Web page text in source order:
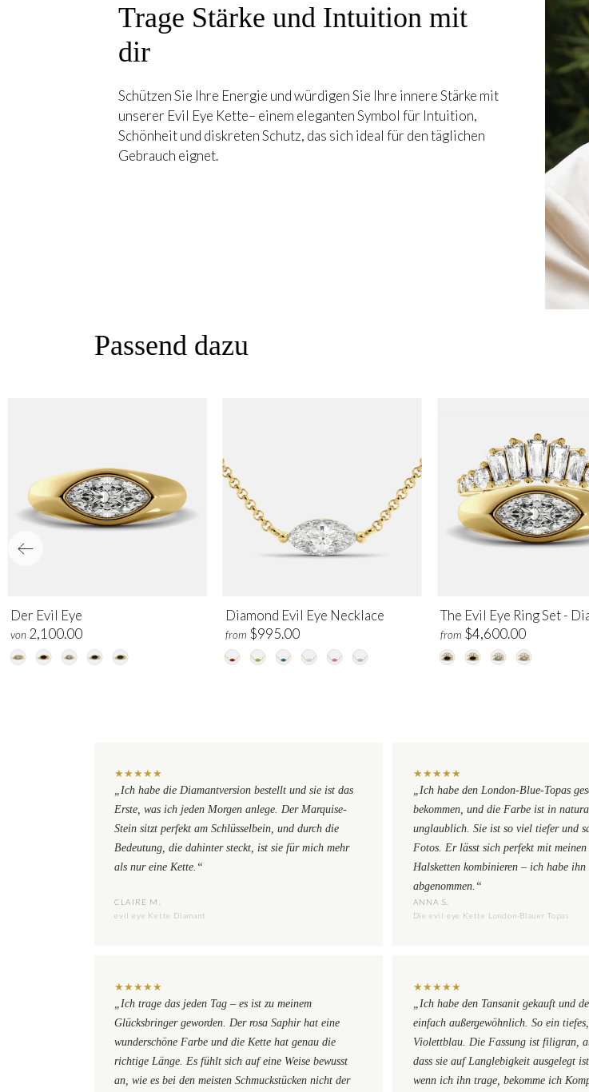
Trage Stärke und Intuition mit
dir
Schützen Sie Ihre Energie und würdigen Sie Ihre innere Stärke mit
unserer Evil Eye Kette– einem eleganten Symbol für Intuition,
Schönheit und diskreten Schutz, das sich ideal für den täglichen
Gebrauch eignet.
Passend dazu
The Evil Eye Ring Set -
from $4,600.00
Der Evil Eye
von 2,100.00
Diamond Evil Eye Necklace
from $995.00
★★★★★
„Ich habe die Diamantversion bestellt und sie ist das
Erste, was ich jeden Morgen anlege. Der Marquise-
Stein sitzt perfekt am Schlüsselbein, und durch die
Bedeutung, die dahinter steckt, ist sie für mich mehr
als nur eine Kette.“
CLAIRE M.
evil eye Kette Diamant
★★★★★
„Ich habe den London-Blue-Topas
bekommen, und die Farbe ist in
unglaublich. Sie ist so viel tiefer und
Fotos. Er lässt sich perfekt mit meinen
Halsketten kombinieren – ich habe
abgenommen.“
ANNA S.
Die evil eye Kette London-Blauer Topas
★★★★★
„Ich trage das jeden Tag – es ist zu meinem
Glücksbringer geworden. Der rosa Saphir hat eine
wunderschöne Farbe und die Kette hat genau die
richtige Länge. Es fühlt sich auf eine Weise bewusst
an, wie es bei den meisten Schmuckstücken nicht der
★★★★★
„Ich habe den Tansanit gekauft und
einfach außergewöhnlich. So ein
Violettblau. Die Fassung ist filigran,
dass sie auf Langlebigkeit ausgelegt
wenn ich ihn trage, bekomme ich